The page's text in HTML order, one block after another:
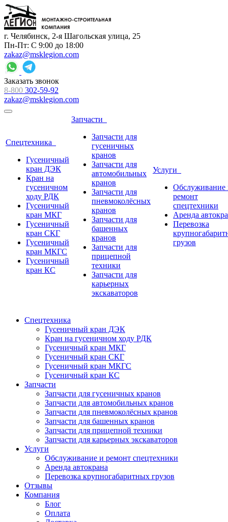
г. Челябинск, 2-я Шагольская улица, 25
Пн-Пт: С 9:00 до 18:00
zakaz@msklegion.com
Заказать звонок
8-800 302-59-92
zakaz@msklegion.com
Спецтехника
Гусеничный
кран ДЭК
Кран на
гусеничном
ходу РДК
Гусеничный
кран МКГ
Гусеничный
кран СКГ
Гусеничный
кран МКГС
Гусеничный
кран КС
Запчасти
Запчасти для
гусеничных
кранов
Запчасти для
автомобильных
кранов
Запчасти для
пневмоколёсных
кранов
Запчасти для
башенных
кранов
Запчасти для
прицепной
техники
Запчасти для
карьерных
экскаваторов
Услуги
Обслуживание
ремонт
спецтехники
Аренда
Перевозка
грузов
Спецтехника
Гусеничный кран ДЭК
Кран на гусеничном ходу РДК
Гусеничный кран МКГ
Гусеничный кран СКГ
Гусеничный кран МКГС
Гусеничный кран КС
Запчасти
Запчасти для гусеничных кранов
Запчасти для автомобильных кранов
Запчасти для пневмоколёсных кранов
Запчасти для башенных кранов
Запчасти для прицепной техники
Запчасти для карьерных экскаваторов
Услуги
Обслуживание и ремонт спецтехники
Аренда автокрана
Перевозка крупногабаритных грузов
Отзывы
Компания
Блог
Оплата